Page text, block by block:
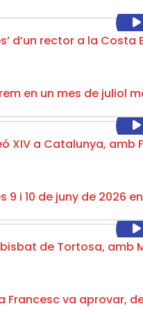
d’un rector a la Costa
en un mes de juliol
XIV a Catalunya, amb
i 10 de juny de 2026
de Tortosa, amb
va aprovar,